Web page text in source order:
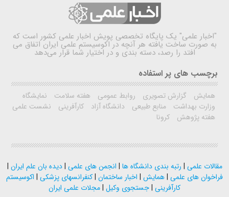
"اخبار علمی" یک پایگاه تخصصی پویش اخبار علمی کشور است که
به صورت ساخت یافته هر آنچه در اکوسیستم علمی ایران اتفاق می
افتد را رصد، دسته بندی و در اختیار شما قرار می‌دهد
برچسب های پر استفاده
همایش گزارش تصویری روابط عمومی هفته سلامت
نمایشگاه
وزارت بهداشت
منابع طبیعی دانشگاه آزاد کارآفرینی
نشست علمی
هفته پژوهش
کرونا
مقالات علمی | رتبه بندی دانشگاه ها | انجمن های علمی |دیده بان علم ایران |
فراخوان های علمی |همایش | اخبار ساختمان |کنفرانسهای پزشکی | اکوسیستم
کارآفرینی |جستجوی وکیل |مجلات علمی ایران